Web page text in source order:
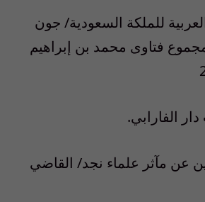
للملكة السعودية/ جون
ص ,246 ومجموع فتاوى محمد بن إبراهيم